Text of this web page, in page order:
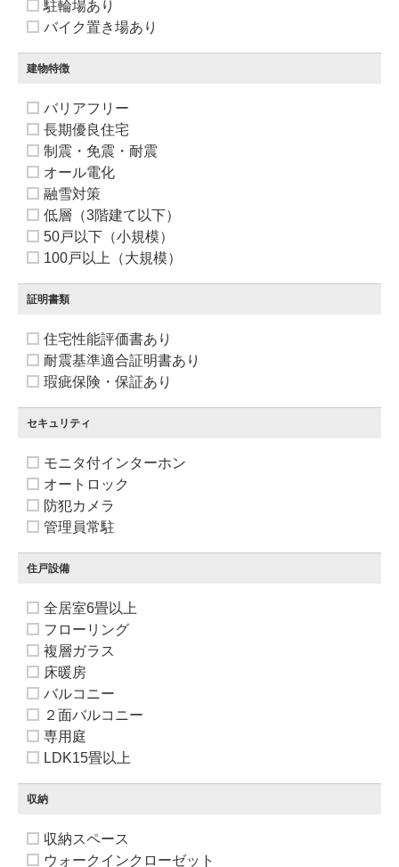
駐輪場あり
バイク置き場あり
建物特徴
バリアフリー
長期優良住宅
制震・免震・耐震
オール電化
融雪対策
低層（3階建て以下）
50戸以下（小規模）
100戸以上（大規模）
証明書類
住宅性能評価書あり
耐震基準適合証明書あり
瑕疵保険・保証あり
セキュリティ
モニタ付インターホン
オートロック
防犯カメラ
管理員常駐
住戸設備
全居室6畳以上
フローリング
複層ガラス
床暖房
バルコニー
２面バルコニー
専用庭
LDK15畳以上
収納
収納スペース
ウォークインクローゼット